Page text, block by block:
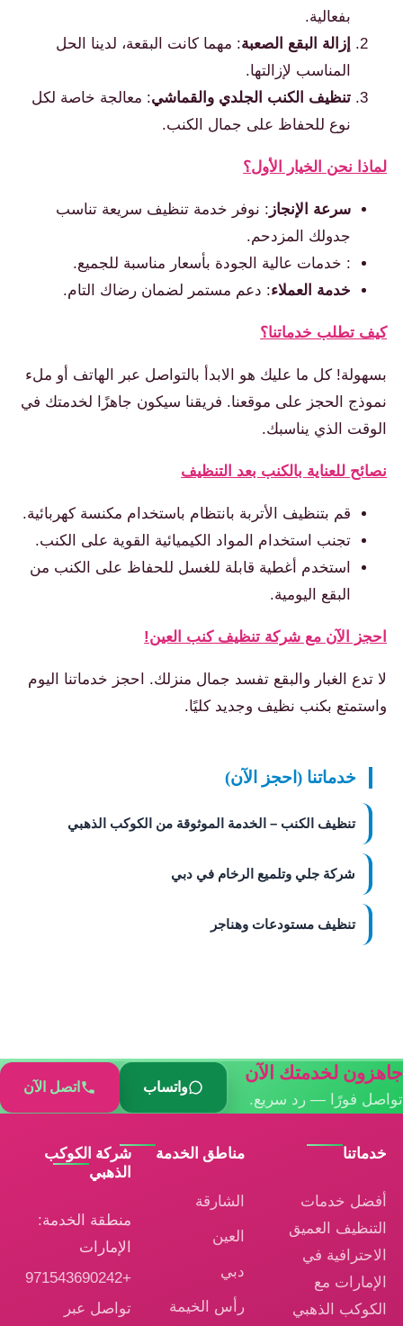
بفعالية.
إزالة البقع الصعبة: مهما كانت البقعة، لدينا الحل
المناسب لإزالتها.
تنظيف الكنب الجلدي والقماشي: معالجة خاصة لكل
نوع للحفاظ على جمال الكنب.
لماذا نحن الخيار الأول؟
سرعة الإنجاز : نوفر خدمة تنظيف سريعة تناسب
جدولك المزدحم.
: خدمات عالية الجودة بأسعار مناسبة للجميع.
خدمة العملاء: دعم مستمر لضمان رضاك التام.
كيف تطلب خدماتنا؟
بسهولة! كل ما عليك هو الابدأ بالتواصل عبر الهاتف أو ملء
نموذج الحجز على موقعنا. فريقنا سيكون جاهزًا لخدمتك في
الوقت الذي يناسبك.
نصائح للعناية بالكنب بعد التنظيف
قم بتنظيف الأتربة بانتظام باستخدام مكنسة كهربائية.
تجنب استخدام المواد الكيميائية القوية على الكنب.
استخدم أغطية قابلة للغسل للحفاظ على الكنب من
البقع اليومية.
احجز الآن مع شركة تنظيف كنب العين!
لا تدع الغبار والبقع تفسد جمال منزلك. احجز خدماتنا اليوم
واستمتع بكنب نظيف وجديد كليًا.
خدماتنا (احجز الآن)
تنظيف الكنب – الخدمة الموثوقة من الكوكب الذهبي
شركة جلي وتلميع الرخام في دبي
تنظيف مستودعات وهناجر
جاهزون لخدمتك الآن
تواصل فورًا — رد سريع.
واتساب اتصل الآن
خدماتنا
أفضل خدمات
التنظيف العميق
الاحترافية في
الإمارات مع
الكوكب الذهبي
مناطق الخدمة
الشارقة
العين
دبي
رأس الخيمة
شركة الكوكب
الذهبي
منطقة الخدمة:
الإمارات
+971543690242
تواصل عبر